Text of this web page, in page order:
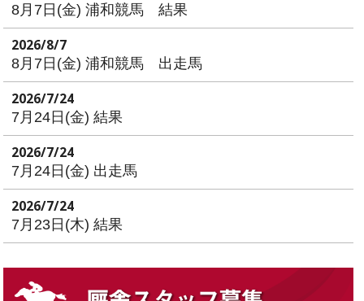
8月7日(金) 浦和競馬 結果
2026/8/7
8月7日(金) 浦和競馬 出走馬
2026/7/24
7月24日(金) 結果
2026/7/24
7月24日(金) 出走馬
2026/7/24
7月23日(木) 結果